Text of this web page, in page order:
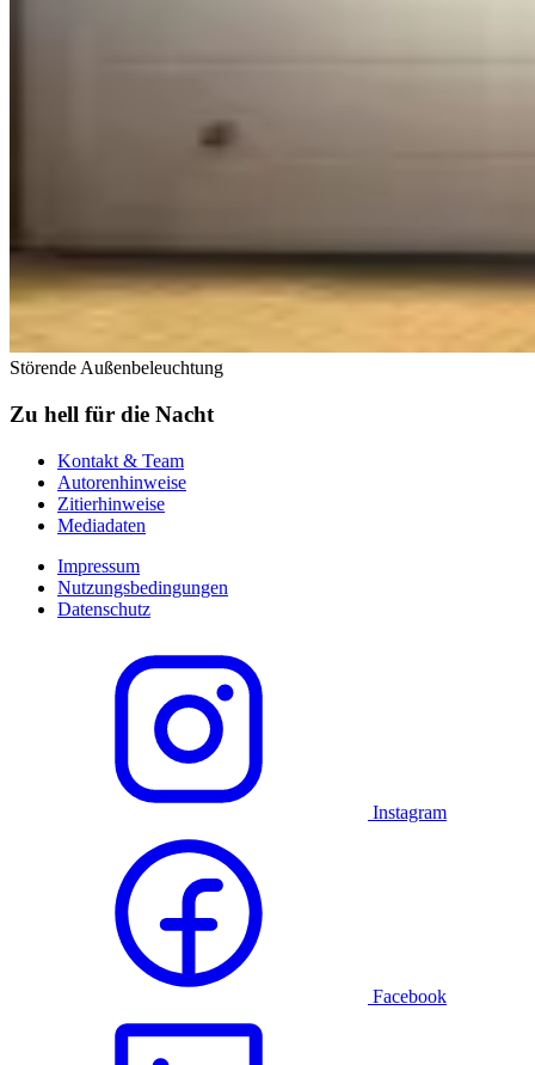
Störende Außenbeleuchtung
Zu hell für die Nacht
Kontakt & Team
Autorenhinweise
Zitierhinweise
Mediadaten
Impressum
Nutzungsbedingungen
Datenschutz
Instagram
Facebook